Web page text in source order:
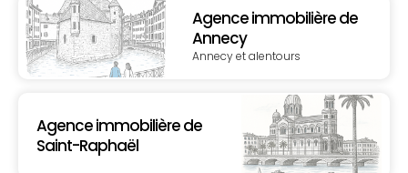
Agence immobilière de
Annecy
Annecy et alentours
Agence immobilière de
Saint-Raphaël